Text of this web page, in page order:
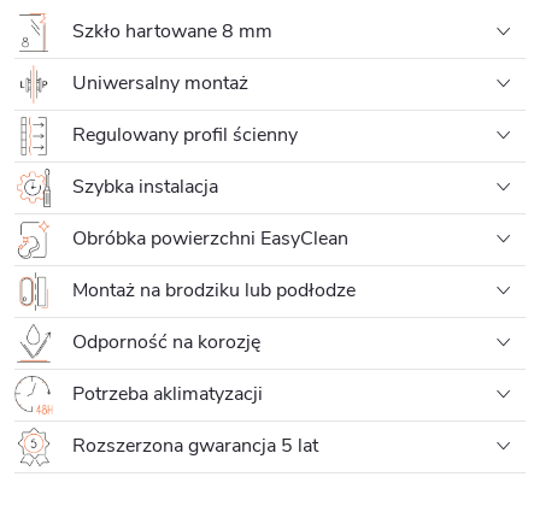
Szkło hartowane 8 mm
Uniwersalny montaż
Regulowany profil ścienny
Szybka instalacja
Obróbka powierzchni EasyClean
Montaż na brodziku lub podłodze
Odporność na korozję
Potrzeba aklimatyzacji
Rozszerzona gwarancja 5 lat